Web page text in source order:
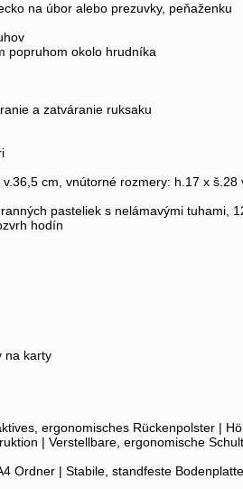
na úbor alebo prezuvky, peňaženku
popruhom okolo hrudníka
a zatváranie ruksaku
cm, vnútorné rozmery: h.17 x š.28
pasteliek s nelámavými tuhami,
hodín
na karty
ergonomisches Rückenpolster |
| Verstellbare, ergonomische
Ordner | Stabile, standfeste